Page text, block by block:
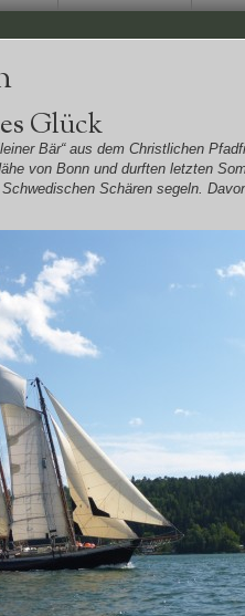
Glück
Bär“ aus dem Christlichen
von Bonn und durften letzten
Schären segeln.